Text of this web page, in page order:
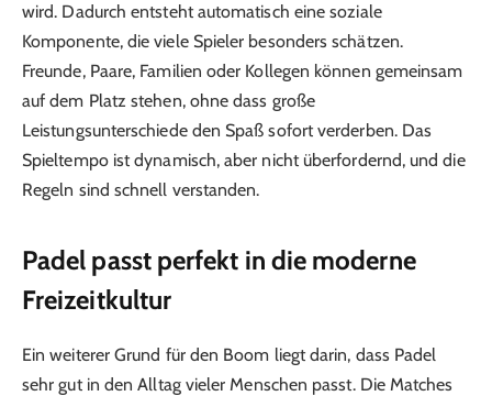
wird. Dadurch entsteht automatisch eine soziale
Komponente, die viele Spieler besonders schätzen.
Freunde, Paare, Familien oder Kollegen können gemeinsam
auf dem Platz stehen, ohne dass große
Leistungsunterschiede den Spaß sofort verderben. Das
Spieltempo ist dynamisch, aber nicht überfordernd, und die
Regeln sind schnell verstanden.
Padel passt perfekt in die moderne
Freizeitkultur
Ein weiterer Grund für den Boom liegt darin, dass Padel
sehr gut in den Alltag vieler Menschen passt. Die Matches